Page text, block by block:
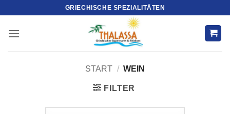
springen
GRIECHISCHE SPEZIALITÄTEN
START / WEIN
FILTER